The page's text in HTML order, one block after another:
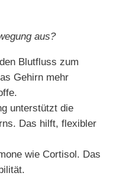
aus?
Blutfluss zum
Gehirn mehr
unterstützt die
Das hilft, flexibler
wie Cortisol. Das